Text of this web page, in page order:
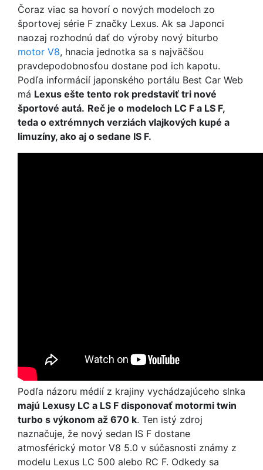
Čoraz viac sa hovorí o nových modeloch zo
športovej série F značky Lexus. Ak sa Japonci
naozaj rozhodnú dať do výroby nový biturbo
motor V8, hnacia jednotka sa s najväčšou
pravdepodobnosťou dostane pod ich kapotu.
Podľa informácií japonského portálu Best Car Web
má Lexus ešte tento rok predstaviť tri nové
športové autá. Reč je o modeloch LC F a LS F,
teda o extrémnych verziách vlajkových kupé a
limuzíny, ako aj o sedane IS F.
Podľa názoru médií z krajiny vychádzajúceho slnka
majú Lexusy LC a LS F disponovať motormi twin
turbo s výkonom až 670 k. Ten istý zdroj
naznačuje, že nový sedan IS F dostane
atmosférický motor V8 5.0 v súčasnosti známy z
modelu Lexus LC 500 alebo RC F. Odkedy sa